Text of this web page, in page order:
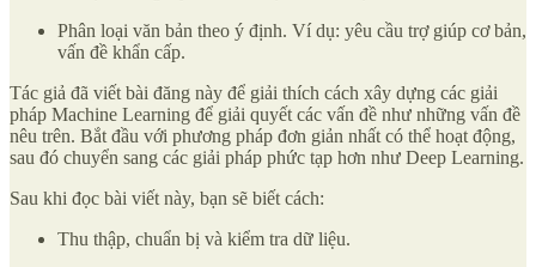
Phân loại văn bản theo ý định. Ví dụ: yêu cầu trợ giúp cơ bản,
vấn đề khẩn cấp.
Tác giả đã viết bài đăng này để giải thích cách xây dựng các giải
pháp Machine Learning để giải quyết các vấn đề như những vấn đề
nêu trên. Bắt đầu với phương pháp đơn giản nhất có thể hoạt động,
sau đó chuyển sang các giải pháp phức tạp hơn như Deep Learning.
Sau khi đọc bài viết này, bạn sẽ biết cách:
Thu thập, chuẩn bị và kiểm tra dữ liệu.